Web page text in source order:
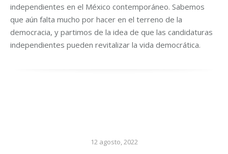
independientes en el México contemporáneo. Sabemos
que aún falta mucho por hacer en el terreno de la
democracia, y partimos de la idea de que las candidaturas
independientes pueden revitalizar la vida democrática.
12 agosto, 2022